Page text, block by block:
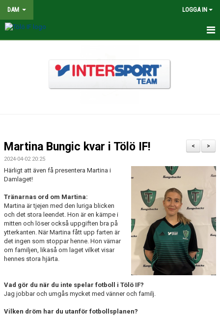
DAM LOGGA IN
BILDGALLERI
DOKUMENT
KONTAKT
>
<
Martina Bungic kvar i Tölö IF!
2024-04-02 20:25
Härligt att även få presentera Martina i
Damlaget!
Tränarnas ord om Martina:
Martina är tjejen med den luriga blicken
och det stora leendet. Hon är en kämpe i
mitten och löser också uppgiften bra på
ytterkanten. När Martina fått upp farten är
det ingen som stoppar henne. Hon värnar
om familjen, likaså om laget vilket visar
hennes stora hjärta.
Vad gör du när du inte spelar fotboll i Tölö IF?
Jag jobbar och umgås mycket med vänner och familj.
Vilken dröm har du utanför fotbollsplanen?